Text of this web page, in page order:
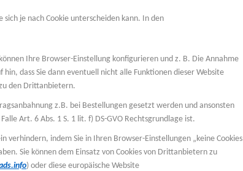
je nach Cookie unterscheiden kann. In den
Ihre Browser-Einstellung konfigurieren und z. B. Die Annahme
dass Sie dann eventuell nicht alle Funktionen dieser Website
den Drittanbietern.
z.B. bei Bestellungen gesetzt werden und ansonsten
Art. 6 Abs. 1 S. 1 lit. f) DS-GVO Rechtsgrundlage ist.
verhindern, indem Sie in Ihren Browser-Einstellungen „keine Cookies
Sie können dem Einsatz von Cookies von Drittanbietern zu
) oder diese europäische Website